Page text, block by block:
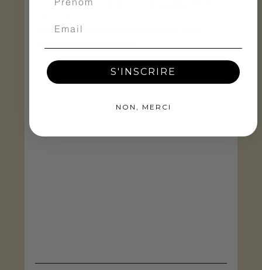
Un meuble outdoor utilisable 365
Grâce à ses matériaux ultra résistants, aucun
S'INSCRIRE
NON, MERCI